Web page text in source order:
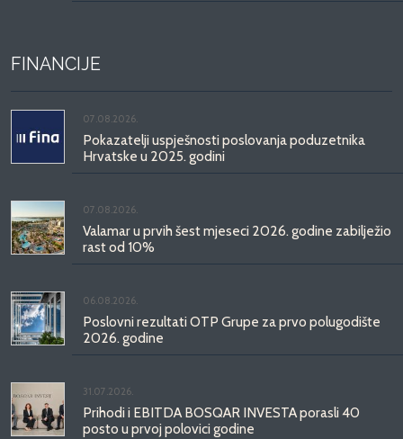
FINANCIJE
07.08.2026.
Pokazatelji uspješnosti poslovanja poduzetnika
Hrvatske u 2025. godini
07.08.2026.
Valamar u prvih šest mjeseci 2026. godine zabilježio
rast od 10%
06.08.2026.
Poslovni rezultati OTP Grupe za prvo polugodište
2026. godine
31.07.2026.
Prihodi i EBITDA BOSQAR INVESTA porasli 40
posto u prvoj polovici godine